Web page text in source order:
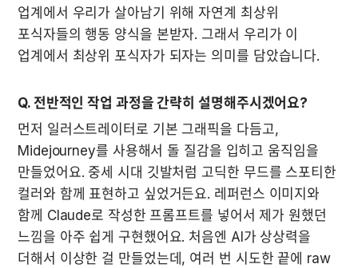
업계에서 우리가 살아남기 위해 자연계 최상위
포식자들의 행동 양식을 본받자. 그래서 우리가 이
업계에서 최상위 포식자가 되자는 의미를 담았습니다.
Q. 전반적인 작업 과정을 간략히 설명해주시겠어요?
먼저 일러스트레이터로 기본 그래픽을 다듬고,
Midejourney를 사용해서 돌 질감을 입히고 움직임을
만들었어요. 중세 시대 깃발처럼 고딕한 무드를 스포티한
컬러와 함께 표현하고 싶었거든요. 레퍼런스 이미지와
함께 Claude로 작성한 프롬프트를 넣어서 제가 원했던
느낌을 아주 쉽게 구현했어요. 처음엔 AI가 상상력을
더해서 이상한 걸 만들었는데, 여러 번 시도한 끝에 raw